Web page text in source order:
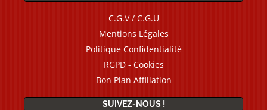
C.G.V / C.G.U
Mentions Légales
Politique Confidentialité
RGPD - Cookies
Bon Plan Affiliation
SUIVEZ-NOUS !